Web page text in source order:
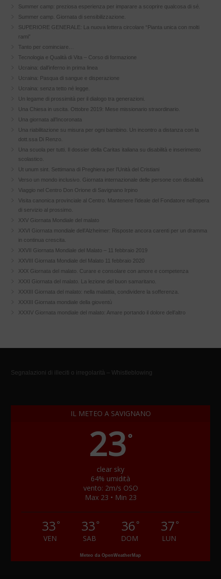
Summer camp: preziosa esperienza per imparare a scoprire qualcosa di sé.
Summer camp. Giornata di sensibilizzazione.
SUPERIORE GENERALE: La nuova lettera circolare “Pianta unica con molti
rami”
Tanto per cominciare…
Tecnologia e Qualità di Vita – Corso di formazione
Ucraina: dall’inferno in prima linea
Ucraina: Pasqua di sangue e disperazione
Ucraina: senza tetto né legge.
Un legame di prossimità per il dialogo tra generazioni.
Una Chiesa in uscita. Ottobre 2019: Mese missionario straordinario.
Una giornata all’Incoronata
Una riabilitazione su misura per ogni bambino. Un incontro a distanza con la
dott.ssa Di Renzo.
Una scuola per tutti. Il dossier della Caritas italiana su disabilità e inserimento
scolastico.
Ut unum sint. Settimana di Preghiera per l’Unità del Cristiani
Verso un mondo inclusivo. Giornata internazionale delle persone con disabilità
Viaggio nel Centro Don Orione di Savignano Irpino
Visita canonica provinciale al Centro. Mantenere l’ideale del Fondatore nell’opera
di servizio al prossimo.
XXV Giornata Mondiale del malato
XXVI Giornata mondiale dell’Alzheimer: Risposte ancora carenti per un dramma
in continua crescita.
XXVII Giornata Mondiale del Malato – 11 febbraio 2019
XXVIII Giornata Mondiale del Malato 11 febbraio 2020
XXX Giornata del malato. Curare e consolare con amore e competenza
XXXI Giornata del malato. La lezione del buon samaritano.
XXXIII Giornata del malato: nella malattia, condividere la sofferenza.
XXXIII Giornata mondiale della gioventù
XXXIV Giornata mondiale del malato: Amare portando il dolore dell’altro
Segnalazioni di illeciti o irregolarità – Whistleblowing
IL METEO A SAVIGNANO
23°
clear sky
64% umidità
vento: 2m/s OSO
Max 23 • Min 23
33 °
VEN
33 °
SAB
36 °
DOM
37 °
LUN
Meteo da OpenWeatherMap